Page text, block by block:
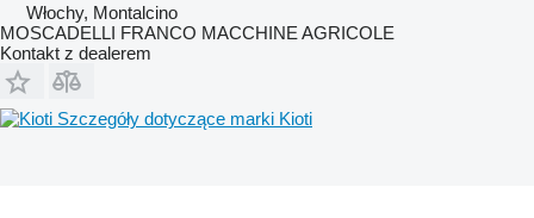
Włochy, Montalcino
MOSCADELLI FRANCO MACCHINE AGRICOLE
Kontakt z dealerem
Szczegóły dotyczące marki Kioti